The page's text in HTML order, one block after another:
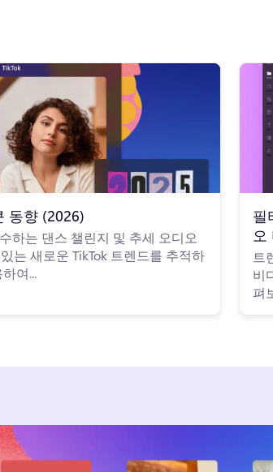
동향 (2026)
하는 댄스 챌린지 및 추세 오디오
는 새로운 TikTok 트렌드를 추적하
여...
필
오
트
비
펴